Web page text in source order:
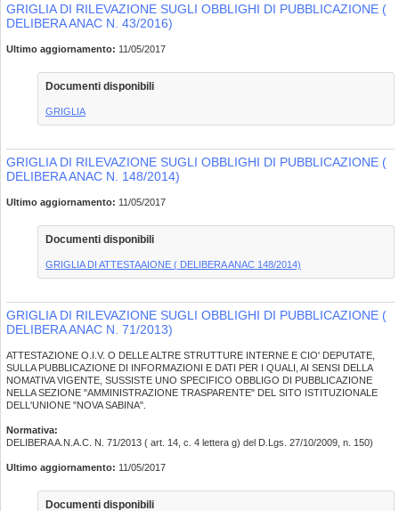
GRIGLIA DI RILEVAZIONE SUGLI OBBLIGHI DI PUBBLICAZIONE (
DELIBERA ANAC N. 43/2016)
Ultimo aggiornamento: 11/05/2017
Documenti disponibili
GRIGLIA
GRIGLIA DI RILEVAZIONE SUGLI OBBLIGHI DI PUBBLICAZIONE (
DELIBERA ANAC N. 148/2014)
Ultimo aggiornamento: 11/05/2017
Documenti disponibili
GRIGLIA DI ATTESTAAIONE ( DELIBERA ANAC 148/2014)
GRIGLIA DI RILEVAZIONE SUGLI OBBLIGHI DI PUBBLICAZIONE (
DELIBERA ANAC N. 71/2013)
ATTESTAZIONE O.I.V. O DELLE ALTRE STRUTTURE INTERNE E CIO' DEPUTATE,
SULLA PUBBLICAZIONE DI INFORMAZIONI E DATI PER I QUALI, AI SENSI DELLA
NOMATIVA VIGENTE, SUSSISTE UNO SPECIFICO OBBLIGO DI PUBBLICAZIONE
NELLA SEZIONE "AMMINISTRAZIONE TRASPARENTE" DEL SITO ISTITUZIONALE
DELL'UNIONE "NOVA SABINA".
Normativa:
DELIBERA A.N.A.C. N. 71/2013 ( art. 14, c. 4 lettera g) del D.Lgs. 27/10/2009, n. 150)
Ultimo aggiornamento: 11/05/2017
Documenti disponibili